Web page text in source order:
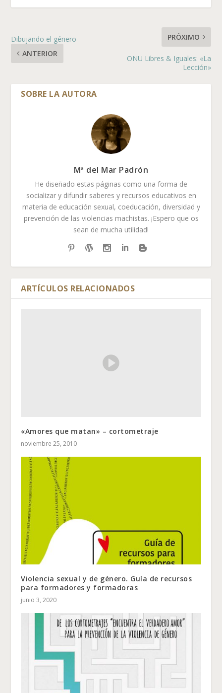
Dibujando el género
ANTERIOR
PRÓXIMO
ONU Libres & Iguales: «La
Lección»
Mª del Mar Padrón
He diseñado estas páginas como una forma de
socializar y difundir saberes y recursos educativos en
materia de educación sexual, coeducación, diversidad y
prevención de las violencias machistas. ¡Espero que os
sean de mucha utilidad!
ARTÍCULOS RELACIONADOS
«Amores que matan» – cortometraje
noviembre 25, 2010
Violencia sexual y de género. Guía de recursos
para formadores y formadoras
junio 3, 2020